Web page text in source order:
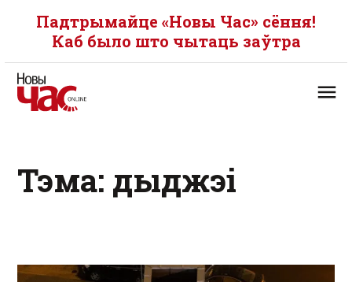
Падтрымайце «Новы Час» сёння!
Каб было што чытаць заўтра
Тэма: дыджэі